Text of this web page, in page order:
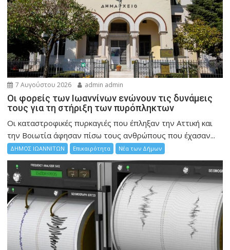
7 Αυγούστου 2026 admin admin
Οι φορείς των Ιωαννίνων ενώνουν τις δυνάμεις
τους για τη στήριξη των πυρόπληκτων
Οι καταστροφικές πυρκαγιές που έπληξαν την Αττική και
την Bοιωτία άφησαν πίσω τους ανθρώπους που έχασαν...
ΔΗΜΟΣ ΙΩΑΝΝΙΤΩΝ Επικαιρότητα Νέα των Δήμων